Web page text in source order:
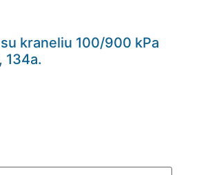
kraneliu 100/900 kPa
134a.